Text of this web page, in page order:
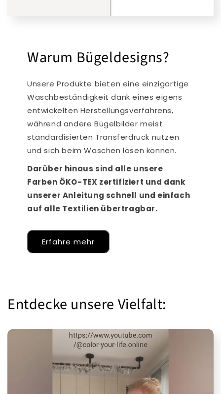
Warum Bügeldesigns?
Unsere Produkte bieten eine einzigartige
Waschbeständigkeit dank eines eigens
entwickelten Herstellungsverfahrens,
während andere Bügelbilder meist
standardisierten Transferdruck nutzen
und sich beim Waschen lösen können.
Darüber hinaus sind alle unsere
Farben ÖKO-TEX zertifiziert und dank
unserer Anleitung schnell und einfach
auf alle Textilien übertragbar.
Erfahre mehr
Entdecke unsere Vielfalt: